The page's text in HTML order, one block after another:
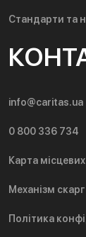
Стандарти та
info@caritas.ua
0 800 336 734
Карта місцевих
Механізм скарг
Політика